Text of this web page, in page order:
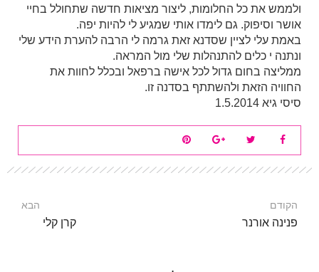
ולממש את כל החלומות, ליצור מציאות חדשה שתחולל בחיי
אושר וסיפוק. גם לימדו אותי שמגיע לי להיות יפה.
באמת עלי לציין שסדנא זאת גרמה לי הרבה להערת הידע שלי
ונתנה י כלים להתנהלות שלי מול המראה.
ממליצה בחום גדול לכל אישה ברפאל ובכלל לחוות את
החוויה הזאת ולהשתתף בסדנה זו.
סיסי גיא 1.5.2014
הקודם
פנינה אורנר
הבא
קרן קלי